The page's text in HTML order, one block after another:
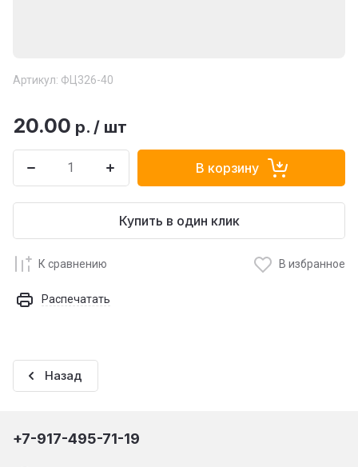
Артикул: ФЦ326-40
20.00 р. / шт
В корзину
Купить в один клик
К сравнению В избранное
Распечатать
Назад
+7-917-495-71-19